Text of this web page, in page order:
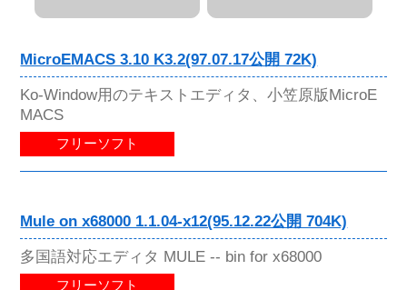
MicroEMACS 3.10 K3.2(97.07.17公開 72K)
Ko-Window用のテキストエディタ、小笠原版MicroE
MACS
フリーソフト
Mule on x68000 1.1.04-x12(95.12.22公開 704K)
多国語対応エディタ MULE -- bin for x68000
フリーソフト